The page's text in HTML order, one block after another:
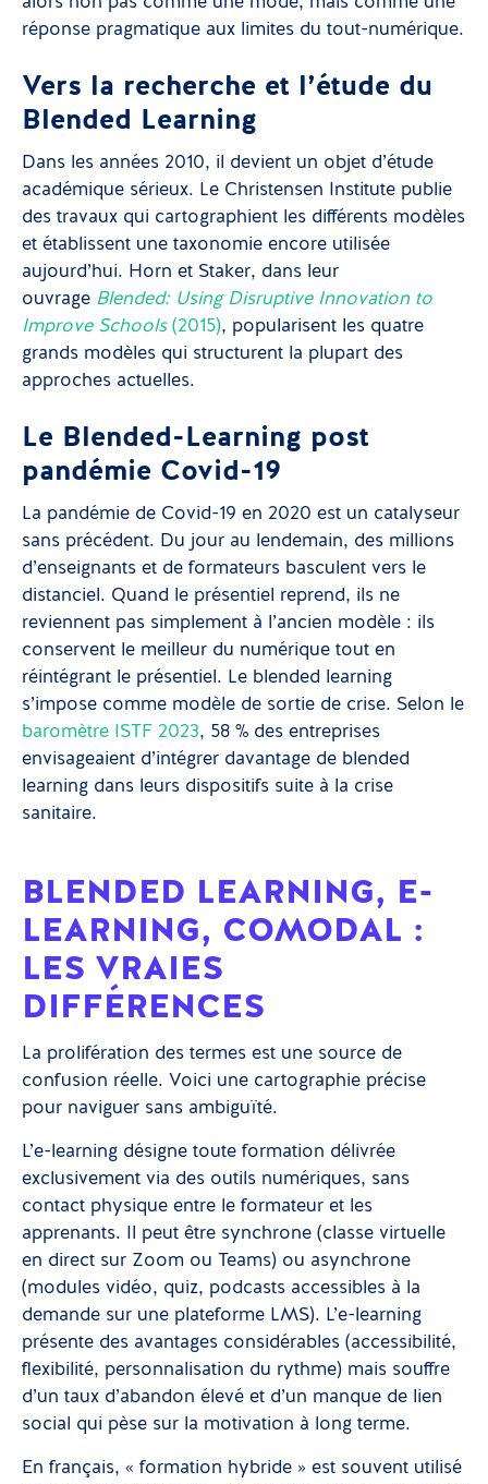
réponse pragmatique aux limites du tout-numérique.
Vers la recherche et l’étude du
Blended Learning
Dans les années 2010, il devient un objet d’étude
académique sérieux. Le Christensen Institute publie
des travaux qui cartographient les différents modèles
et établissent une taxonomie encore utilisée
aujourd’hui. Horn et Staker, dans leur
ouvrage Blended: Using Disruptive Innovation to
Improve Schools(2015), popularisent les quatre
grands modèles qui structurent la plupart des
approches actuelles.
Le Blended-Learning post
pandémie Covid-19
La pandémie de Covid-19 en 2020 est un catalyseur
sans précédent. Du jour au lendemain, des millions
d’enseignants et de formateurs basculent vers le
distanciel. Quand le présentiel reprend, ils ne
reviennent pas simplement à l’ancien modèle : ils
conservent le meilleur du numérique tout en
réintégrant le présentiel. Le blended learning
s’impose comme modèle de sortie de crise. Selon le
baromètre ISTF 2023, 58 % des entreprises
envisageaient d’intégrer davantage de blended
learning dans leurs dispositifs suite à la crise
sanitaire.
BLENDED LEARNING, E-
LEARNING, COMODAL :
LES VRAIES
DIFFÉRENCES
La prolifération des termes est une source de
confusion réelle. Voici une cartographie précise
pour naviguer sans ambiguïté.
L’e-learning désigne toute formation délivrée
exclusivement via des outils numériques, sans
contact physique entre le formateur et les
apprenants. Il peut être synchrone (classe virtuelle
en direct sur Zoom ou Teams) ou asynchrone
(modules vidéo, quiz, podcasts accessibles à la
demande sur une plateforme LMS). L’e-learning
présente des avantages considérables (accessibilité,
flexibilité, personnalisation du rythme) mais souffre
d’un taux d’abandon élevé et d’un manque de lien
social qui pèse sur la motivation à long terme.
En français, « formation hybride » est souvent utilisé